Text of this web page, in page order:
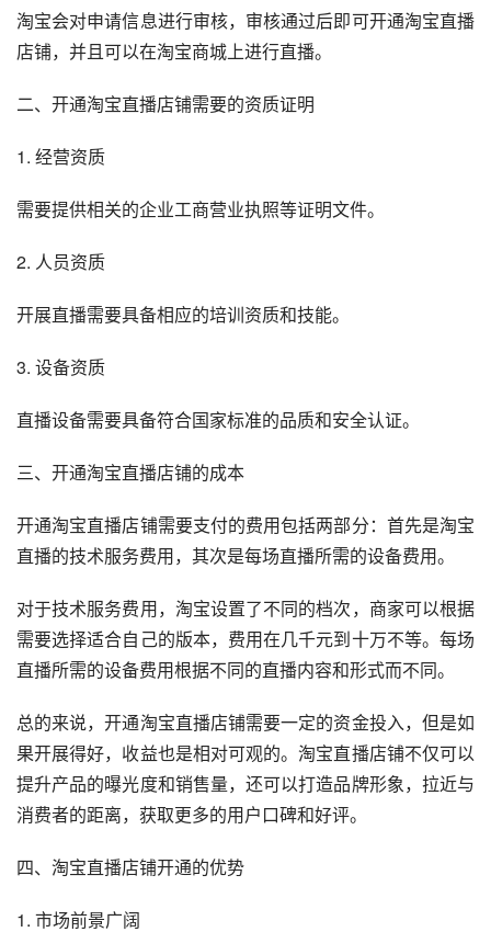
淘宝会对申请信息进行审核，审核通过后即可开通淘宝直播
店铺，并且可以在淘宝商城上进行直播。
二、开通淘宝直播店铺需要的资质证明
1. 经营资质
需要提供相关的企业工商营业执照等证明文件。
2. 人员资质
开展直播需要具备相应的培训资质和技能。
3. 设备资质
直播设备需要具备符合国家标准的品质和安全认证。
三、开通淘宝直播店铺的成本
开通淘宝直播店铺需要支付的费用包括两部分：首先是淘宝
直播的技术服务费用，其次是每场直播所需的设备费用。
对于技术服务费用，淘宝设置了不同的档次，商家可以根据
需要选择适合自己的版本，费用在几千元到十万不等。每场
直播所需的设备费用根据不同的直播内容和形式而不同。
总的来说，开通淘宝直播店铺需要一定的资金投入，但是如
果开展得好，收益也是相对可观的。淘宝直播店铺不仅可以
提升产品的曝光度和销售量，还可以打造品牌形象，拉近与
消费者的距离，获取更多的用户口碑和好评。
四、淘宝直播店铺开通的优势
1. 市场前景广阔